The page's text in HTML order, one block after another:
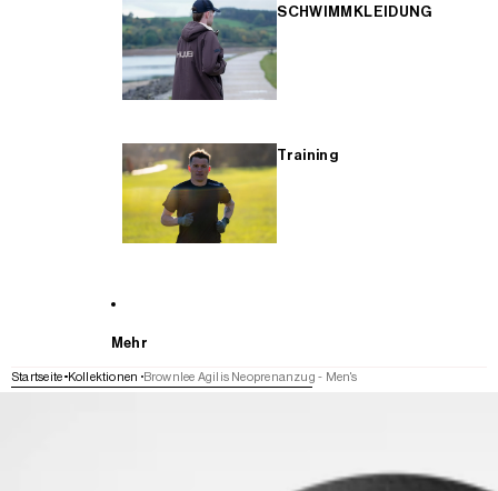
SCHWIMMKLEIDUNG
Training
Mehr
Startseite Kollektionen Brownlee Agilis Neoprenanzug - Men's
WEITER ZU DEN PRODUKTINFORMATIONEN